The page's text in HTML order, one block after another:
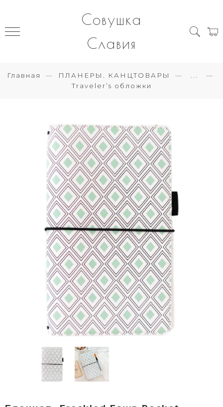
Совушка
Славия
Главная ПЛАНЕРЫ. КАНЦТОВАРЫ
Traveler’s обложки